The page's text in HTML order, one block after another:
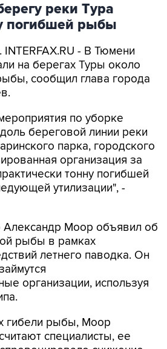
реки Тура
погибшей рыбы
INTERFAX.RU - В Тюмени
на берегах Туры около
сообщил глава города
по уборке
береговой линии реки
парка, городского
организация за
тонну погибшей
утилизации", -
Александр Моор объявил об
рыбы в рамках
летнего паводка. Он
организации, используя
гибели рыбы, Моор
специалисты, ее